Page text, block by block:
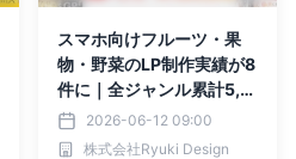
スマホ向けフルーツ・果
物・野菜のLP制作実績が8
件に｜全ジャンル累計5,0
00本以上の制作実績
2026-06-12 09:00
株式会社Ryuki Design